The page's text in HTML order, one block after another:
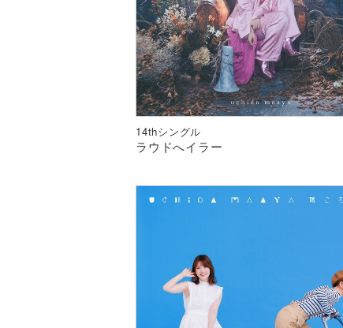
14thシングル
ラウドへイラー